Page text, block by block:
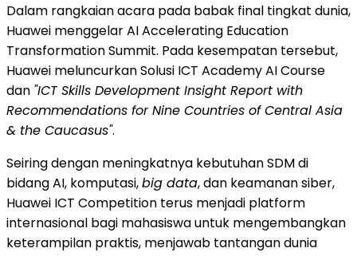
Dalam rangkaian acara pada babak final tingkat dunia,
Huawei menggelar AI Accelerating Education
Transformation Summit. Pada kesempatan tersebut,
Huawei meluncurkan Solusi ICT Academy AI Course
dan "ICT Skills Development Insight Report with
Recommendations for Nine Countries of Central Asia
& the Caucasus".
Seiring dengan meningkatnya kebutuhan SDM di
bidang AI, komputasi,big data, dan keamanan siber,
Huawei ICT Competition terus menjadi platform
internasional bagi mahasiswa untuk mengembangkan
keterampilan praktis, menjawab tantangan dunia